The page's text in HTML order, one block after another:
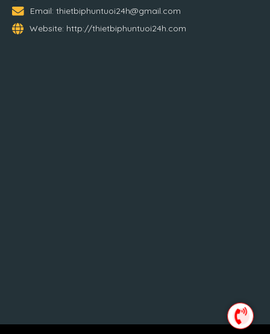
Email: thietbiphuntuoi24h@gmail.com
Website: http://thietbiphuntuoi24h.com